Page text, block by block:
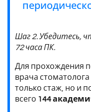
Шаг 2. Убедитесь,
72 часа ПК.
Для прохождения
врача
только стаж, но и
всего 144